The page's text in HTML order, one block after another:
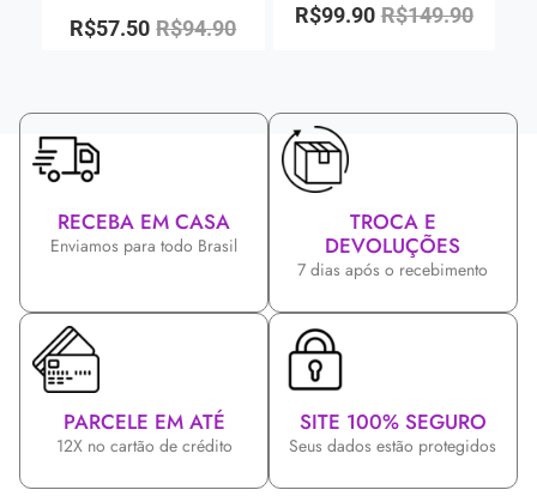
R$94.90
R$57.50
R$149.90
R$99.90
RECEBA EM CASA
Enviamos para todo Brasil
TROCA E
DEVOLUÇÕES
7 dias após o recebimento
PARCELE EM ATÉ
12X no cartão de crédito
SITE 100% SEGURO
Seus dados estão protegidos